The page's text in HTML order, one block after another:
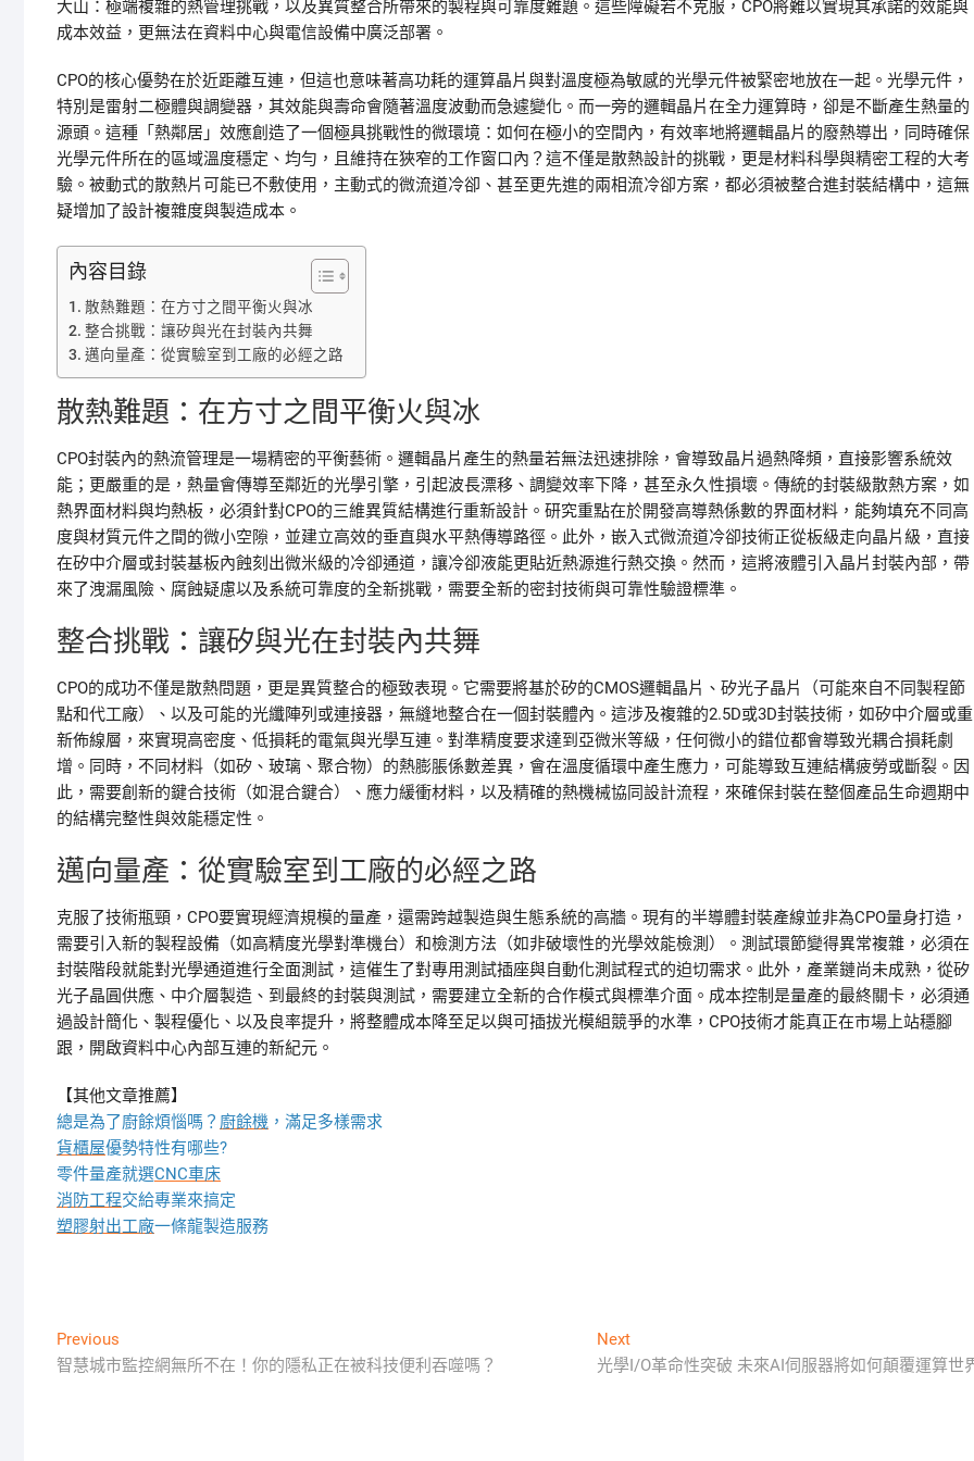
大山：極端複雜的熱管理挑戰，以及異質整合所帶來的製程與可靠度難題。這些障礙若不克服，CPO將難以實現其承諾的效能與
成本效益，更無法在資料中心與電信設備中廣泛部署。
CPO的核心優勢在於近距離互連，但這也意味著高功耗的運算晶片與對溫度極為敏感的光學元件被緊密地放在一起。光學元件，
特別是雷射二極體與調變器，其效能與壽命會隨著溫度波動而急遽變化。而一旁的邏輯晶片在全力運算時，卻是不斷產生熱量的
源頭。這種「熱鄰居」效應創造了一個極具挑戰性的微環境：如何在極小的空間內，有效率地將邏輯晶片的廢熱導出，同時確保
光學元件所在的區域溫度穩定、均勻，且維持在狹窄的工作窗口內？這不僅是散熱設計的挑戰，更是材料科學與精密工程的大考
驗。被動式的散熱片可能已不敷使用，主動式的微流道冷卻、甚至更先進的兩相流冷卻方案，都必須被整合進封裝結構中，這無
疑增加了設計複雜度與製造成本。
內容目錄
散熱難題：在方寸之間平衡火與冰
整合挑戰：讓矽與光在封裝內共舞
邁向量產：從實驗室到工廠的必經之路
散熱難題：在方寸之間平衡火與冰
CPO封裝內的熱流管理是一場精密的平衡藝術。邏輯晶片產生的熱量若無法迅速排除，會導致晶片過熱降頻，直接影響系統效
能；更嚴重的是，熱量會傳導至鄰近的光學引擎，引起波長漂移、調變效率下降，甚至永久性損壞。傳統的封裝級散熱方案，如
熱界面材料與均熱板，必須針對CPO的三維異質結構進行重新設計。研究重點在於開發高導熱係數的界面材料，能夠填充不同高
度與材質元件之間的微小空隙，並建立高效的垂直與水平熱傳導路徑。此外，嵌入式微流道冷卻技術正從板級走向晶片級，直接
在矽中介層或封裝基板內蝕刻出微米級的冷卻通道，讓冷卻液能更貼近熱源進行熱交換。然而，這將液體引入晶片封裝內部，帶
來了洩漏風險、腐蝕疑慮以及系統可靠度的全新挑戰，需要全新的密封技術與可靠性驗證標準。
整合挑戰：讓矽與光在封裝內共舞
CPO的成功不僅是散熱問題，更是異質整合的極致表現。它需要將基於矽的CMOS邏輯晶片、矽光子晶片（可能來自不同製程節
點和代工廠）、以及可能的光纖陣列或連接器，無縫地整合在一個封裝體內。這涉及複雜的2.5D或3D封裝技術，如矽中介層或重
新佈線層，來實現高密度、低損耗的電氣與光學互連。對準精度要求達到亞微米等級，任何微小的錯位都會導致光耦合損耗劇
增。同時，不同材料（如矽、玻璃、聚合物）的熱膨脹係數差異，會在溫度循環中產生應力，可能導致互連結構疲勞或斷裂。因
此，需要創新的鍵合技術（如混合鍵合）、應力緩衝材料，以及精確的熱機械協同設計流程，來確保封裝在整個產品生命週期中
的結構完整性與效能穩定性。
邁向量產：從實驗室到工廠的必經之路
克服了技術瓶頸，CPO要實現經濟規模的量產，還需跨越製造與生態系統的高牆。現有的半導體封裝產線並非為CPO量身打造，
需要引入新的製程設備（如高精度光學對準機台）和檢測方法（如非破壞性的光學效能檢測）。測試環節變得異常複雜，必須在
封裝階段就能對光學通道進行全面測試，這催生了對專用測試插座與自動化測試程式的迫切需求。此外，產業鏈尚未成熟，從矽
光子晶圓供應、中介層製造、到最終的封裝與測試，需要建立全新的合作模式與標準介面。成本控制是量產的最終關卡，必須通
過設計簡化、製程優化、以及良率提升，將整體成本降至足以與可插拔光模組競爭的水準，CPO技術才能真正在市場上站穩腳
跟，開啟資料中心內部互連的新紀元。
【其他文章推薦】
總是為了廚餘煩惱嗎？ 廚餘機 ，滿足多樣需求
貨櫃屋優勢特性有哪些?
零件量產就選CNC車床
消防工程交給專業來搞定
塑膠射出工廠一條龍製造服務
文
章
Previous
post:
智慧城市監控網無所不在！你的隱私正在被科技便利吞噬嗎？
NextNext
post:
光學I/O革命性突破 未來AI伺服器將如何顛覆運算世